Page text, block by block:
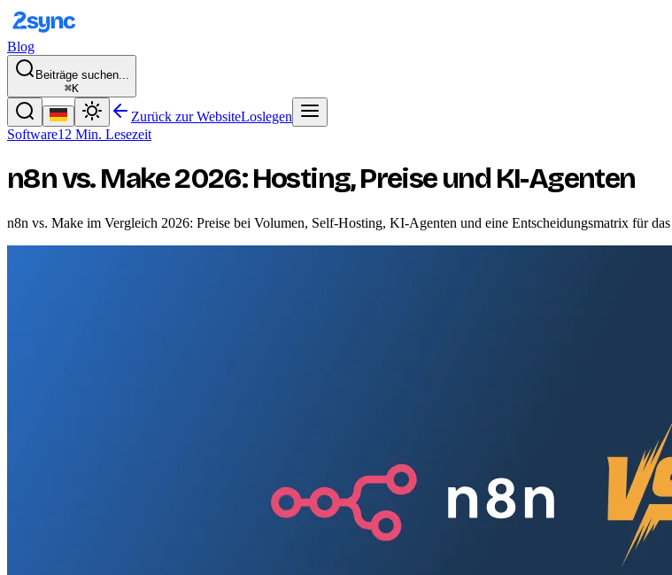
Blog
Beiträge suchen...
⌘K
Zurück zur WebsiteLoslegen
Software12 Min. Lesezeit
n8n vs. Make 2026: Hosting, Preise und KI-Agenten
n8n vs. Make im Vergleich 2026: Preise bei Volumen, Self-Hosting, KI-Agenten und eine Entscheidungsmatrix für